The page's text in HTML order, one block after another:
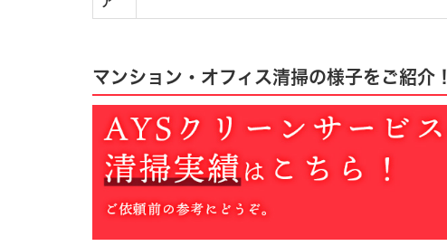
マンション・オフィス清掃の様子をご紹介！